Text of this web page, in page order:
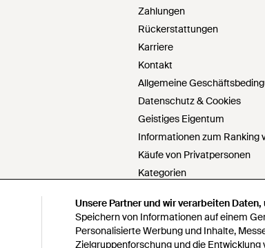
Unsere Partner und wir verarbeiten
Speichern von Informationen auf einem
Personalisierte Werbung und Inhalte,
Zielgruppenforschung und die Entwicklung
Unsere Partner und wir verarbeiten
Speichern von Informationen auf einem
Personalisierte Werbung und Inhalte,
Zielgruppenforschung und die Entwicklung
Zahlungen
Rückerstattungen
Karriere
Kontakt
Allgemeine
Datenschutz & Cookies
Geistiges Eigentum
Informationen zum Ranking
Käufe von Privatpersonen
Kategorien
Cookie Einstellungen
Meine personenbezogenen
Erklärung zur modernen